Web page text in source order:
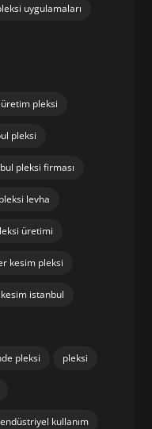
uygulamaları
üretim pleksi
pleksi
pleksi firması
levha
üretimi
kesim pleksi
istanbul
pleksi pleksi
kullanım